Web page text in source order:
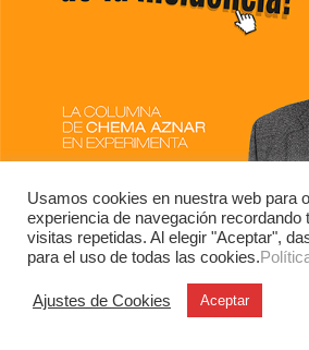
Usamos cookies en nuestra web para
experiencia de navegación recordando
visitas repetidas. Al elegir "Aceptar",
para el uso de todas las cookies.
Ajustes de Cookies Aceptar